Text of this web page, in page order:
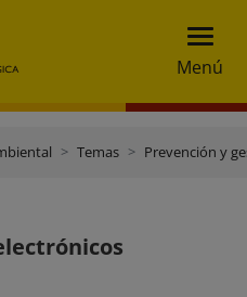
Menú
Temas Prevención y